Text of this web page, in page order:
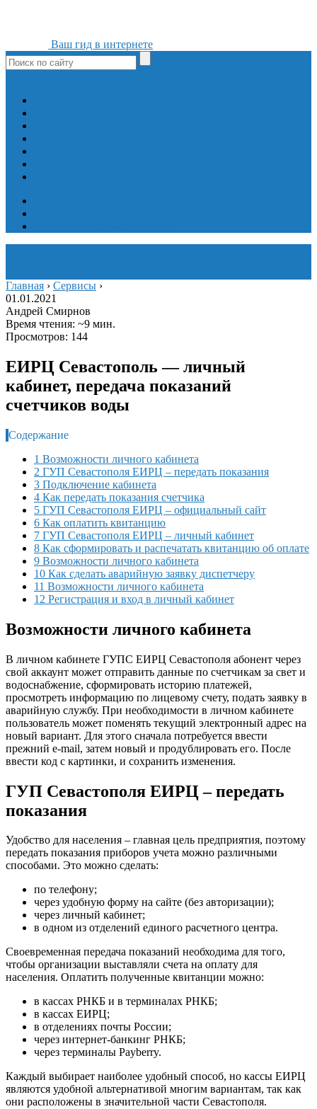
Ваш гид в интернете
Главная › Сервисы ›
01.01.2021
Андрей Смирнов
Время чтения: ~9 мин.
Просмотров: 144
ЕИРЦ Севастополь — личный
кабинет, передача показаний
счетчиков воды
Содержание
1 Возможности личного кабинета
2 ГУП Севастополя ЕИРЦ – передать показания
3 Подключение кабинета
4 Как передать показания счетчика
5 ГУП Севастополя ЕИРЦ – официальный сайт
6 Как оплатить квитанцию
7 ГУП Севастополя ЕИРЦ – личный кабинет
8 Как сформировать и распечатать квитанцию об оплате
9 Возможности личного кабинета
10 Как сделать аварийную заявку диспетчеру
11 Возможности личного кабинета
12 Регистрация и вход в личный кабинет
Возможности личного кабинета
В личном кабинете ГУПС ЕИРЦ Севастополя абонент через
свой аккаунт может отправить данные по счетчикам за свет и
водоснабжение, сформировать историю платежей,
просмотреть информацию по лицевому счету, подать заявку в
аварийную службу. При необходимости в личном кабинете
пользователь может поменять текущий электронный адрес на
новый вариант. Для этого сначала потребуется ввести
прежний e-mail, затем новый и продублировать его. После
ввести код с картинки, и сохранить изменения.
ГУП Севастополя ЕИРЦ – передать
показания
Удобство для населения – главная цель предприятия, поэтому
передать показания приборов учета можно различными
способами. Это можно сделать:
по телефону;
через удобную форму на сайте (без авторизации);
через личный кабинет;
в одном из отделений единого расчетного центра.
Своевременная передача показаний необходима для того,
чтобы организации выставляли счета на оплату для
населения. Оплатить полученные квитанции можно:
в кассах РНКБ и в терминалах РНКБ;
в кассах ЕИРЦ;
в отделениях почты России;
через интернет-банкинг РНКБ;
через терминалы Payberry.
Каждый выбирает наиболее удобный способ, но кассы ЕИРЦ
являются удобной альтернативой многим вариантам, так как
они расположены в значительной части Севастополя.